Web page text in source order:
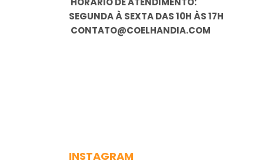
SEGUNDA À SEXTA DAS 10H ÀS 17H
CONTATO@COELHANDIA.COM
INSTAGRAM